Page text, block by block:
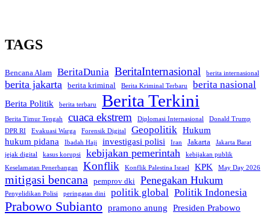
TAGS
Bencana Alam BeritaDunia BeritaInternasional berita internasional
berita jakarta berita kriminal Berita Kriminal Terbaru berita nasional
Berita Politik berita terbaru Berita Terkini
Berita Timur Tengah cuaca ekstrem Diplomasi Internasional
Donald Trump
DPR RI
Evakuasi Warga Forensik Digital Geopolitik Hukum
hukum pidana
Ibadah Haji investigasi polisi Iran Jakarta
Jakarta Barat
jejak digital
kasus korupsi kebijakan pemerintah
kebijakan publik
Keselamatan Penerbangan
Konflik Konflik Palestina Israel KPK May Day 2026
mitigasi bencana pemprov dki Penegakan Hukum
Penyelidikan Polisi peringatan dini politik global Politik Indonesia
Prabowo Subianto pramono anung Presiden Prabowo